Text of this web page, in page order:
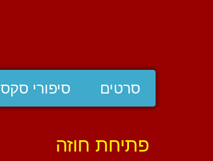
סרטים סיפורי סקס
פתיחת חוזה